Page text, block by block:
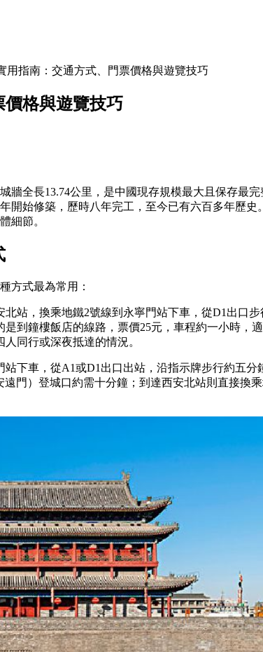
用指南：交通方式、門票價格與遊覽技巧
格與遊覽技巧
牆全長13.74公里，是中國現存規模最大且保存最
開始修築，歷時八年完工，至今已有六百多年歷
細節。
方式最為常用：
站，換乘地鐵2號線到永寧門站下車，從D1出口
到鐘樓飯店的線路，票價25元，車程約一小時，
同行或深夜抵達的情況。
下車，從A1或D1出口出站，沿指示牌步行約五
門）登城口約需十分鐘；到達西安北站則直接